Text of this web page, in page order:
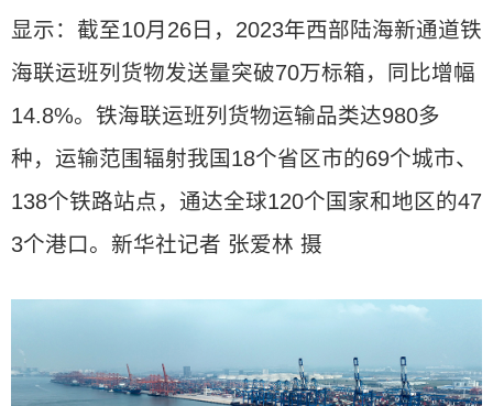
显示：截至10月26日，2023年西部陆海新通道铁
海联运班列货物发送量突破70万标箱，同比增幅
14.8%。铁海联运班列货物运输品类达980多
种，运输范围辐射我国18个省区市的69个城市、
138个铁路站点，通达全球120个国家和地区的47
3个港口。新华社记者 张爱林 摄